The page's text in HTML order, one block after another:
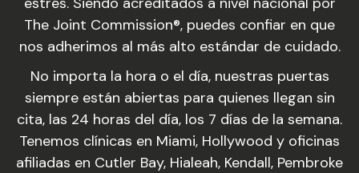
The Joint Commission®, puedes confiar en que
nos adherimos al más alto estándar de cuidado.
No importa la hora o el día, nuestras puertas
siempre están abiertas para quienes llegan sin
cita, las 24 horas del día, los 7 días de la semana.
Tenemos clínicas en Miami, Hollywood y oficinas
afiliadas en Cutler Bay, Hialeah, Kendall, Pembroke